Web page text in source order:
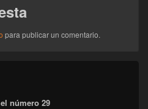
para publicar un comentario.
número 29